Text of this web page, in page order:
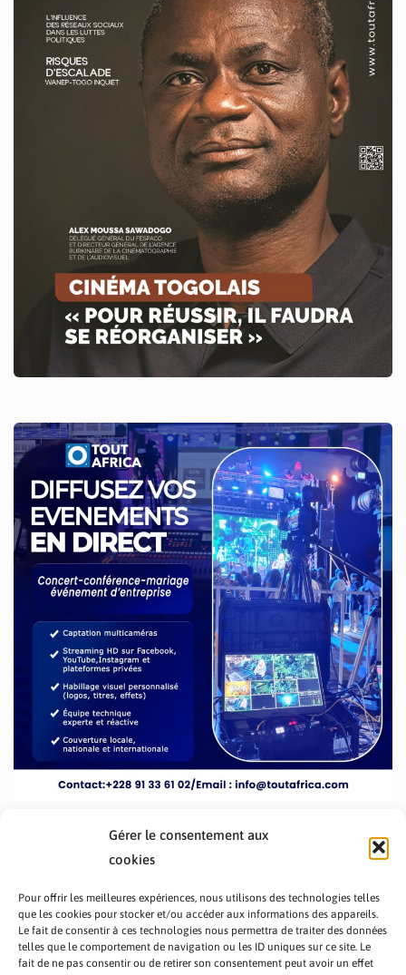
Gérer le consentement aux
cookies
Pour offrir les meilleures expériences, nous utilisons des technologies telles
que les cookies pour stocker et/ou accéder aux informations des appareils.
Le fait de consentir à ces technologies nous permettra de traiter des données
telles que le comportement de navigation ou les ID uniques sur ce site. Le
fait de ne pas consentir ou de retirer son consentement peut avoir un effet